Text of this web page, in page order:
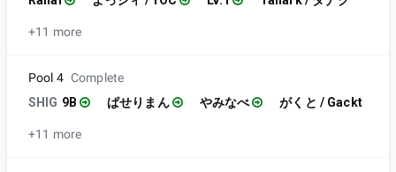
+11 more
Pool 4 Complete
SHIG 9B ぱせりまん やみなべ がくと / Gackt
+11 more